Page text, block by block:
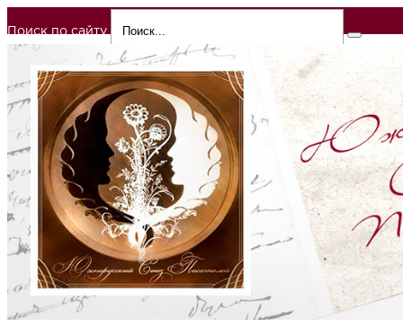
Поиск по сайту